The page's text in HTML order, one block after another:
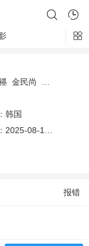
金民尚
韩国
2025-08-12 11:42
报错